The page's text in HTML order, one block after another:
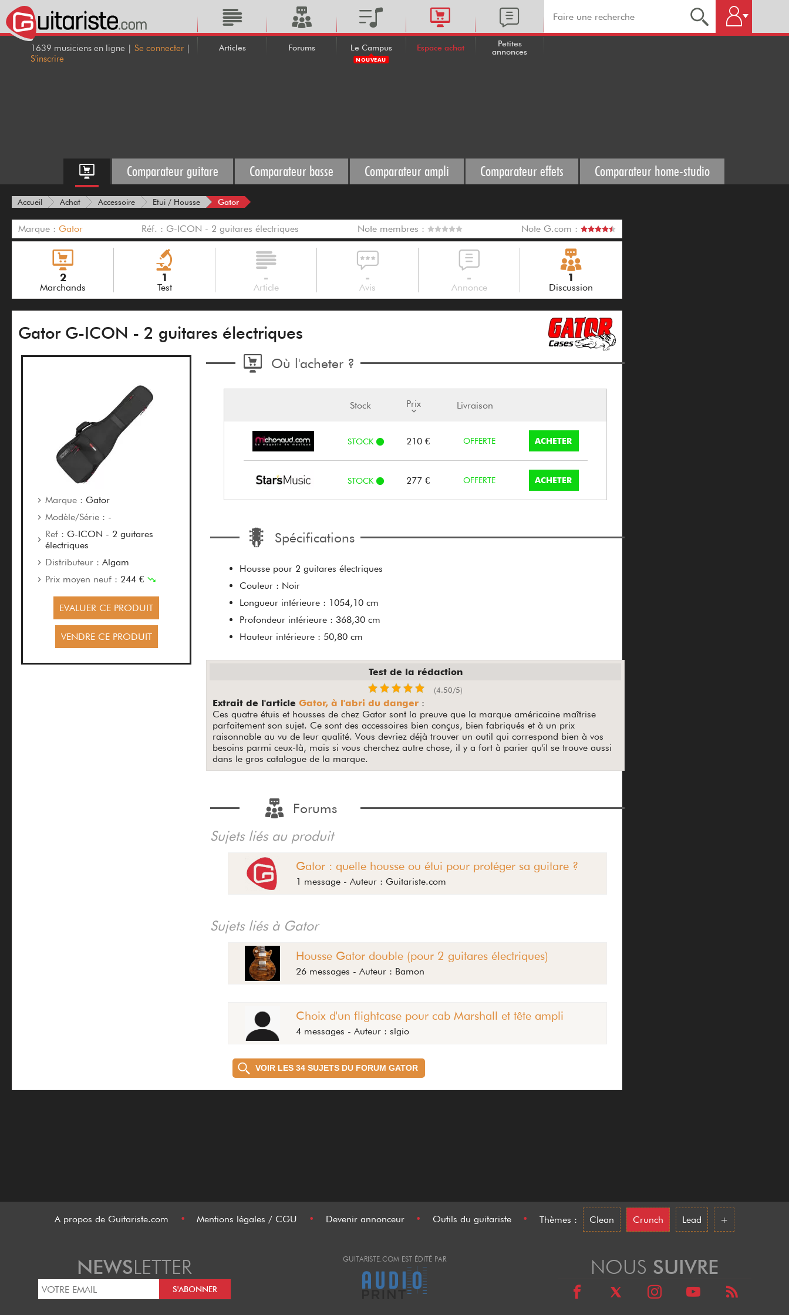
1639 musiciens en ligne | Se connecter |
S'inscrire
Articles Forums Le Campus
NOUVEAU
Espace achat
Petites
annonces
Comparateur guitare Comparateur basse Comparateur ampli Comparateur effets Comparateur home-studio
Accueil Achat Accessoire Etui / Housse Gator
Marque : Gator Réf. : G-ICON - 2 guitares électriques Note membres : Note G.com :
2
Marchands
1
Test
-
Article
-
Avis
-
Annonce
1
Discussion
Gator G-ICON - 2 guitares électriques
Marque : Gator
Modèle/Série : -
Ref : G-ICON - 2 guitares
électriques
Distributeur : Algam
Prix moyen neuf : 244 €
EVALUER CE PRODUIT
VENDRE CE PRODUIT
Où l'acheter ?
Stock Prix Livraison
STOCK 210 € OFFERTE ACHETER
STOCK 277 € OFFERTE ACHETER
Spécifications
Housse pour 2 guitares électriques
Couleur : Noir
Longueur intérieure : 1054,10 cm
Profondeur intérieure : 368,30 cm
Hauteur intérieure : 50,80 cm
Test de la rédaction
(4.50/5)
Extrait de l'articleGator, à l'abri du danger :
Ces quatre étuis et housses de chez Gator sont la preuve que la marque américaine maîtrise
parfaitement son sujet. Ce sont des accessoires bien conçus, bien fabriqués et à un prix
raisonnable au vu de leur qualité. Vous devriez déjà trouver un outil qui correspond bien à vos
besoins parmi ceux-là, mais si vous cherchez autre chose, il y a fort à parier qu'il se trouve aussi
dans le gros catalogue de la marque.
Forums
Sujets liés au produit
Gator : quelle housse ou étui pour protéger sa guitare ?
1 message - Auteur : Guitariste.com
Sujets liés à Gator
Housse Gator double (pour 2 guitares électriques)
26 messages - Auteur : Bamon
Choix d'un flightcase pour cab Marshall et tête ampli
4 messages - Auteur : slgio
VOIR LES 34 SUJETS DU FORUM GATOR
A propos de Guitariste.com • Mentions légales / CGU • Devenir annonceur • Outils du guitariste • Thèmes : Clean Crunch Lead +
NEWSLETTER GUITARISTE.COM EST ÉDITÉ PAR NOUS SUIVRE